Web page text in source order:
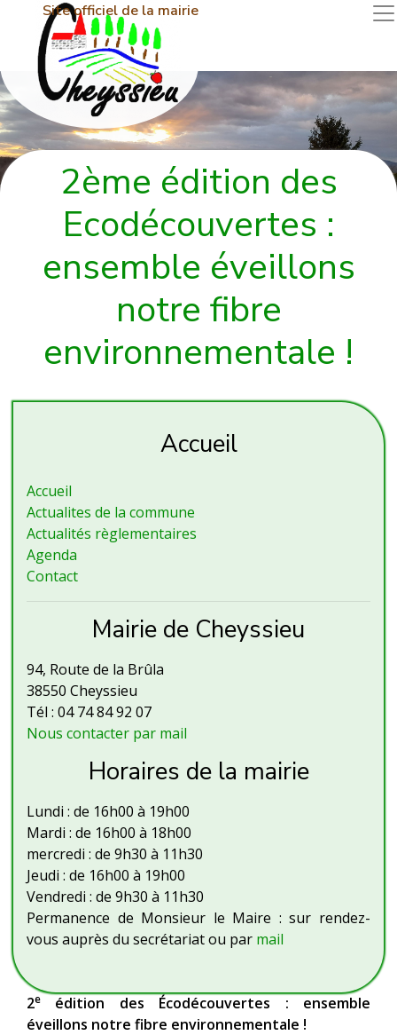
Site officiel de la mairie
2ème édition des
Ecodécouvertes :
ensemble éveillons
notre fibre
environnementale !
Accueil
Accueil
Actualites de la commune
Actualités règlementaires
Agenda
Contact
Mairie de Cheyssieu
94, Route de la Brûla
38550 Cheyssieu
Tél : 04 74 84 92 07
Nous contacter par mail
Horaires de la mairie
Lundi : de 16h00 à 19h00
Mardi : de 16h00 à 18h00
mercredi : de 9h30 à 11h30
Jeudi : de 16h00 à 19h00
Vendredi : de 9h30 à 11h30
Permanence de Monsieur le Maire : sur rendez-
vous auprès du secrétariat ou par mail
2e
édition des Écodécouvertes : ensemble
éveillons notre fibre environnementale !